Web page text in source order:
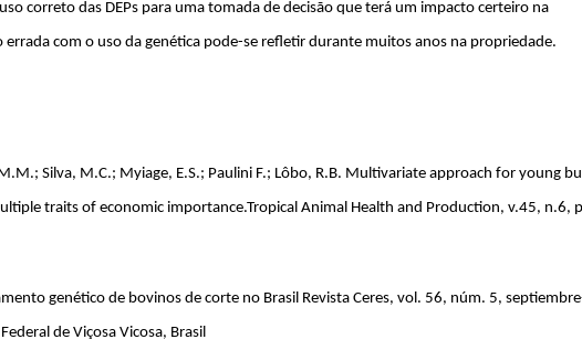
correto das DEPs para uma tomada de decisão que terá um impacto certeiro na
com o uso da genética pode-se refletir durante muitos anos na propriedade.
Silva, M.C.; Myiage, E.S.; Paulini F.; Lôbo, R.B. Multivariate approach for young
traits of economic importance.Tropical Animal Health and Production, v.45, n.6,
genético de bovinos de corte no Brasil Revista Ceres, vol. 56, núm. 5,
de Viçosa Vicosa, Brasil